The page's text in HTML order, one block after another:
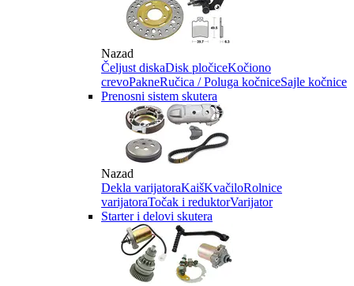
Nazad
Čeljust diskaDisk pločiceKočiono
crevoPakneRučica / Poluga kočniceSajle kočnice
Prenosni sistem skutera
Nazad
Dekla varijatoraKaišKvačiloRolnice
varijatoraTočak i reduktorVarijator
Starter i delovi skutera